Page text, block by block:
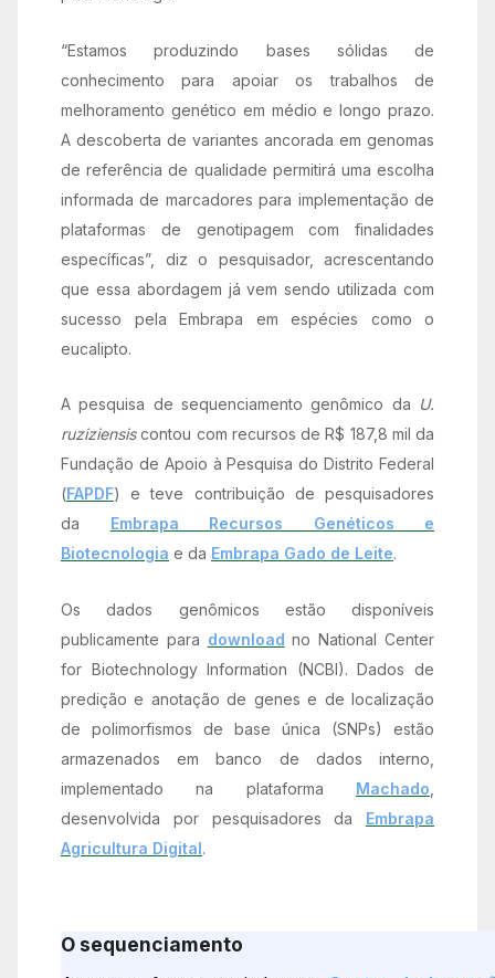
“Estamos produzindo bases sólidas de
conhecimento para apoiar os trabalhos de
melhoramento genético em médio e longo prazo.
A descoberta de variantes ancorada em genomas
de referência de qualidade permitirá uma escolha
informada de marcadores para implementação de
plataformas de genotipagem com finalidades
específicas”, diz o pesquisador, acrescentando
que essa abordagem já vem sendo utilizada com
sucesso pela Embrapa em espécies como o
eucalipto.
A pesquisa de sequenciamento genômico da U.
ruziziensiscontou com recursos de R$ 187,8 mil da
Fundação de Apoio à Pesquisa do Distrito Federal
(FAPDF) e teve contribuição de pesquisadores
da Embrapa Recursos Genéticos e
Biotecnologia e da Embrapa Gado de Leite.
Os dados genômicos estão disponíveis
publicamente para download no National Center
for Biotechnology Information (NCBI). Dados de
predição e anotação de genes e de localização
de polimorfismos de base única (SNPs) estão
armazenados em banco de dados interno,
implementado na plataforma Machado
desenvolvida por pesquisadores da Embrapa
Agricultura Digital.
O sequenciamento